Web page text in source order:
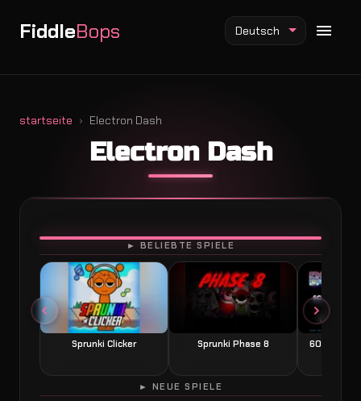
FiddleBops
Fiddlebops Mod
Incredibox Mod
Sprunki Mod
Deutsch
startseite Electron Dash
Electron Dash
► BELIEBTE SPIELE
Sprunki Clicker Sprunki Phase 8 60
SPIELEN
► NEUE SPIELE